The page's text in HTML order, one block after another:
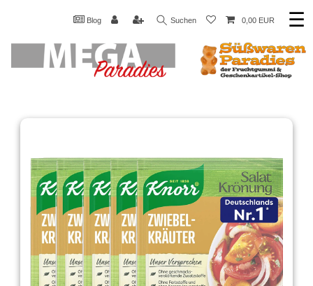
Blog Suchen 0,00 EUR ☰